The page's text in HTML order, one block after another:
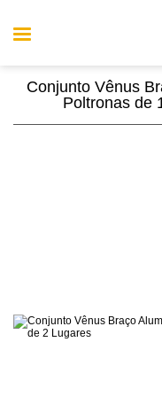
Conjunto Vênus
Poltronas de